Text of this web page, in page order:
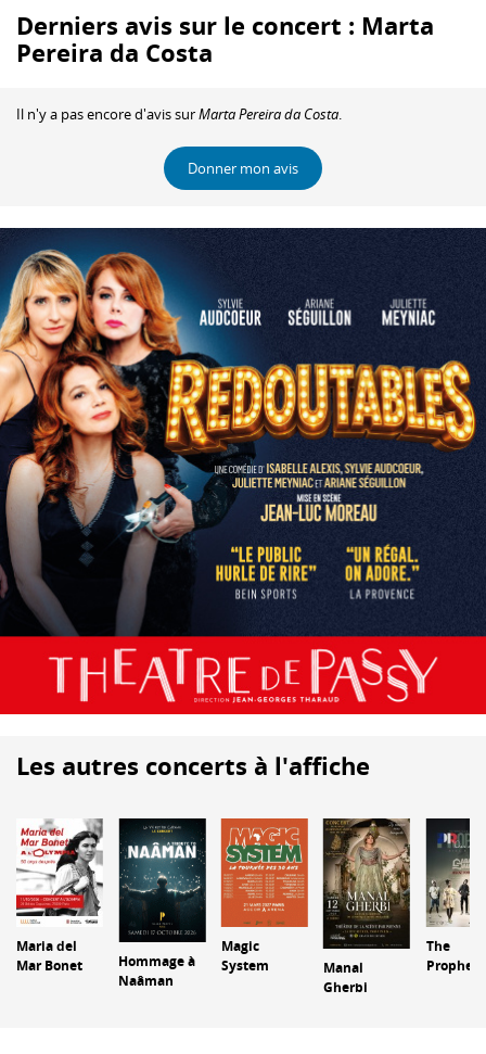
Derniers avis sur le concert : Marta
Pereira da Costa
Il n'y a pas encore d'avis surMarta Pereira da Costa.
Donner mon avis
Les autres concerts à l'affiche
Maria del
Mar Bonet
Hommage à
Naâman
Magic
System
Manal
Gherbi
The
Prophecy